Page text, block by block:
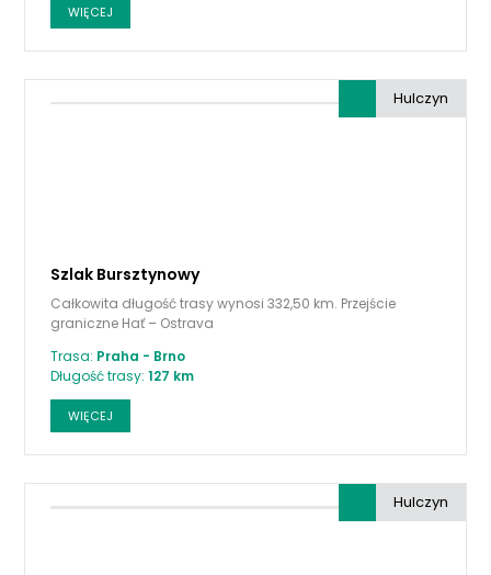
WIĘCEJ
Hulczyn
Szlak Bursztynowy
Całkowita długość trasy wynosi 332,50 km. Przejście
graniczne Hať – Ostrava
Trasa: Praha - Brno
Długość trasy: 127 km
WIĘCEJ
Hulczyn